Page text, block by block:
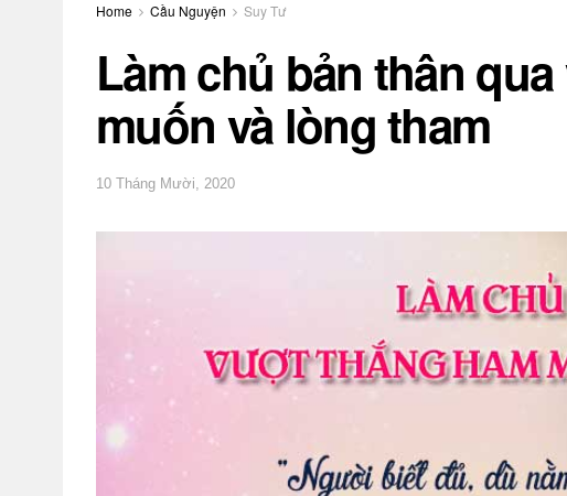
Home Cầu Nguyện Suy Tư
Làm chủ bản thân
muốn và lòng tham
10 Tháng Mười, 2020